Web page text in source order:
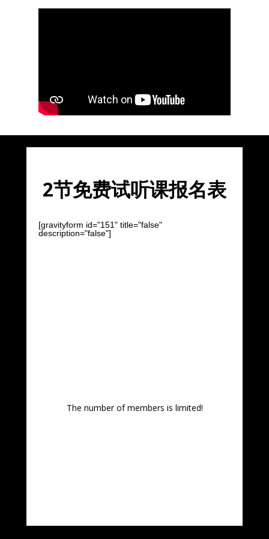
The number of members is limited!
2节免费试听课报名表
[gravityform id="151" title="false"
description="false"]